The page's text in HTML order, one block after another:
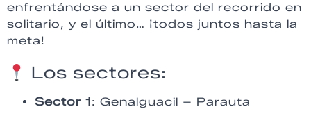
enfrentándose a un sector del recorrido en
solitario, y el último… ¡todos juntos hasta la
meta!
Los sectores:
Sector 1: Genalguacil – Parauta